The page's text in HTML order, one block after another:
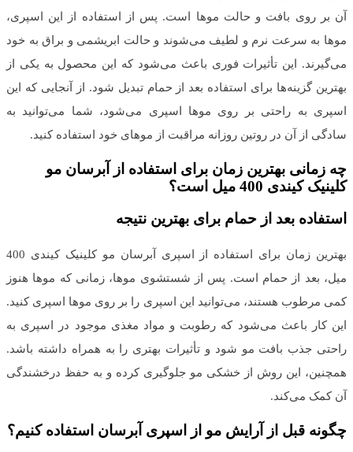
آن بر روی بافت و حالت موها است. پس از استفاده از این اسپری،
موها به سرعت نرم و لطیف می‌شوند و حالت ابریشمی و براق به خود
می‌گیرند. این تأثیرات فوری باعث می‌شود که این محصول به یکی از
بهترین گزینه‌ها برای استفاده بعد از حمام تبدیل شود. از آنجایی که این
اسپری به راحتی بر روی موها اسپری می‌شود، شما می‌توانید به
سادگی از آن در روتین روزانه مراقبت از موهای خود استفاده کنید.
چه زمانی بهترین زمان برای استفاده از آبرسان مو
کلینیک کیندی 400 میل است؟
استفاده بعد از حمام برای بهترین نتیجه
بهترین زمان برای استفاده از اسپری آبرسان مو کلینیک کیندی 400
میل، بعد از حمام است. پس از شستشوی موها، زمانی که موها هنوز
کمی مرطوب هستند، می‌توانید این اسپری را بر روی موها اسپری کنید.
این کار باعث می‌شود که رطوبت و مواد مغذی موجود در اسپری به
راحتی جذب بافت مو شود و تأثیرات بهتری را به همراه داشته باشد.
همچنین، این روش از خشکی مو جلوگیری کرده و به حفظ درخشندگی
آن کمک می‌کند.
چگونه قبل از آرایش مو از اسپری آبرسان استفاده کنیم؟